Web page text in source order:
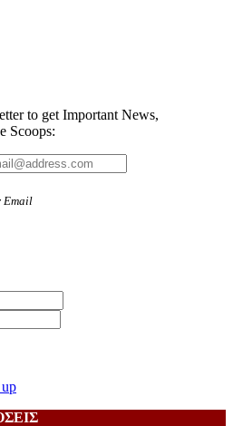
to get Important News,
Scoops:
Email